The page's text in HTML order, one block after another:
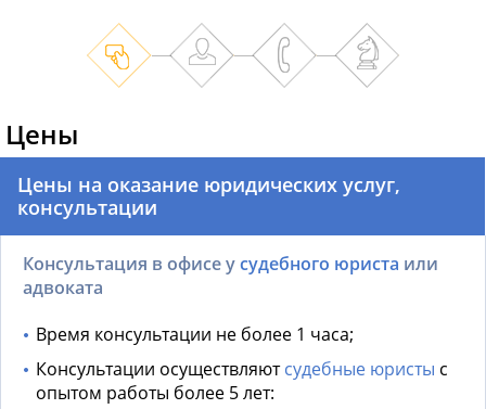
Цены
Цены на оказание юридических услуг,
консультации
Консультация в офисе усудебного юриста или
адвоката
Время консультации не более 1 часа;
Консультации осуществляютсудебные юристы с
опытом работы более 5 лет: